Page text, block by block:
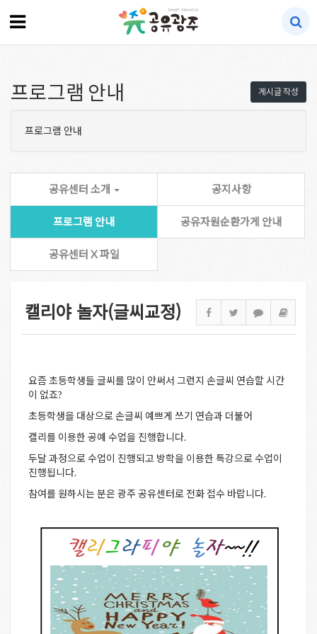
게시글 작성
프로그램 안내
프로그램 안내
공유센터 소개 공지사항
프로그램 안내 공유자원순환가게 안내
공유센터 X 파일
캘리야 놀자(글씨교정)
요즘 초등학생들 글씨를 많이 안써서 그런지 손글씨 연습할 시간
이 없죠?
초등학생을 대상으로 손글씨 예쁘게 쓰기 연습과 더불어
캘리를 이용한 공예 수업을 진행합니다.
두달 과정으로 수업이 진행되고 방학을 이용한 특강으로 수업이
진행됩니다.
참여를 원하시는 분은 광주 공유센터로 전화 접수 바랍니다.